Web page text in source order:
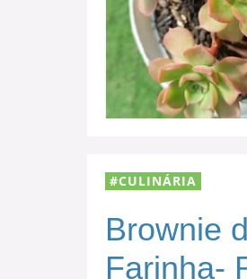
CULINÁRIA
Brownie
Farinha-